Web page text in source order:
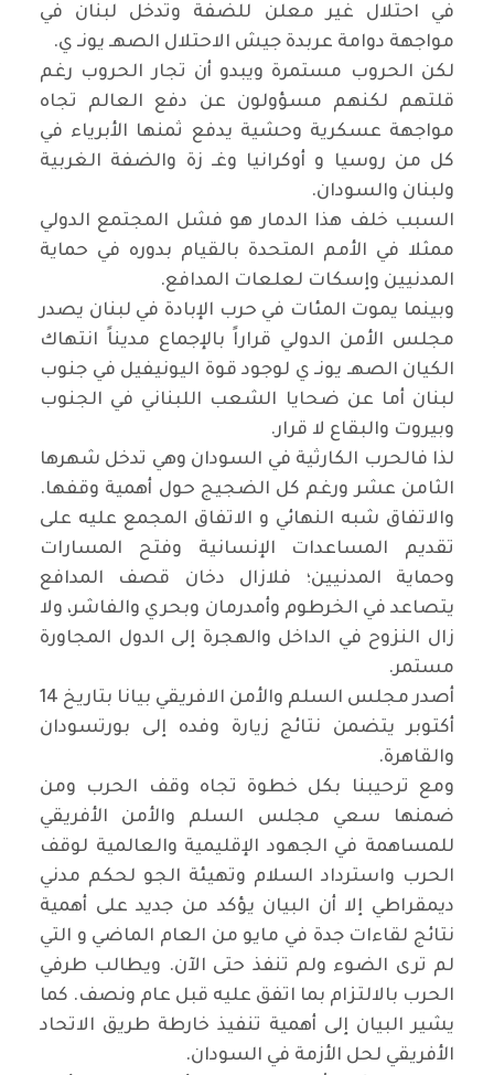
في احتلال غير معلن للضفة وتدخل لبنان في
مواجهة دوامة عربدة جيش الاحتلال الصهـ يونـ ي.
لكن الحروب مستمرة ويبدو أن تجار الحروب رغم
قلتهم لكنهم مسؤولون عن دفع العالم تجاه
مواجهة عسكرية وحشية يدفع ثمنها الأبرياء في
كل من روسيا و أوكرانيا وغـ زة والضفة الغربية
ولبنان والسودان.
السبب خلف هذا الدمار هو فشل المجتمع الدولي
ممثلا في الأمم المتحدة بالقيام بدوره في حماية
المدنيين وإسكات لعلعات المدافع.
وبينما يموت المئات في حرب الإبادة في لبنان يصدر
مجلس الأمن الدولي قراراً بالإجماع مديناً انتهاك
الكيان الصهـ يونـ ي لوجود قوة اليونيفيل في جنوب
لبنان أما عن ضحايا الشعب اللبناني في الجنوب
وبيروت والبقاع لا قرار.
لذا فالحرب الكارثية في السودان وهي تدخل شهرها
الثامن عشر ورغم كل الضجيج حول أهمية وقفها.
والاتفاق شبه النهائي و الاتفاق المجمع عليه على
تقديم المساعدات الإنسانية وفتح المسارات
وحماية المدنيين؛ فلازال دخان قصف المدافع
يتصاعد في الخرطوم وأمدرمان وبحري والفاشر، ولا
زال النزوح في الداخل والهجرة إلى الدول المجاورة
مستمر.
أصدر مجلس السلم والأمن الافريقي بيانا بتاريخ 14
أكتوبر يتضمن نتائج زيارة وفده إلى بورتسودان
والقاهرة.
ومع ترحيبنا بكل خطوة تجاه وقف الحرب ومن
ضمنها سعي مجلس السلم والأمن الأفريقي
للمساهمة في الجهود الإقليمية والعالمية لوقف
الحرب واسترداد السلام وتهيئة الجو لحكم مدني
ديمقراطي إلا أن البيان يؤكد من جديد على أهمية
نتائج لقاءات جدة في مايو من العام الماضي و التي
لم ترى الضوء ولم تنفذ حتى الآن. ويطالب طرفي
الحرب بالالتزام بما اتفق عليه قبل عام ونصف. كما
يشير البيان إلى أهمية تنفيذ خارطة طريق الاتحاد
الأفريقي لحل الأزمة في السودان.